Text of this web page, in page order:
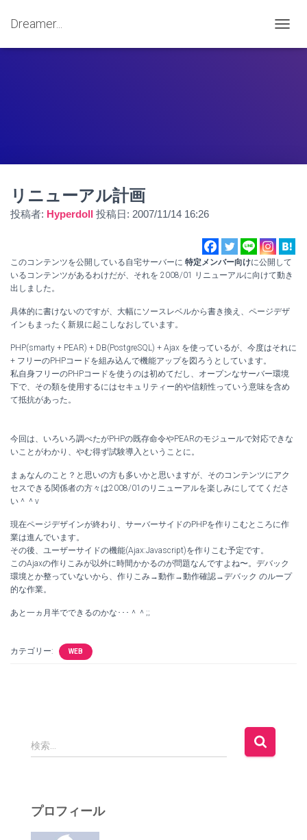
Dreamer...
ビ
替
リニューアル計画
投稿者: Hyperdoll 投稿日: 2007/11/14 16:26
このコンテンツを公開している自宅サーバーに 特定メンバー向けに公開して
いるコンテンツがあるわけだが、それを 2008/01 リニューアルに向けて動き
出しました。
具体的に書けないのですが、大幅にソースレベルから書き換え、ページデザ
インもまったく新規に起こしなおしています。
PHP(smarty + PEAR) + DB(PostgreSQL) + Ajax を使っているが、今度はそれに
+ フリーのPHPコードを組み込んで機能アップを図ろうとしています。
私自身フリーのPHPコードを使うのは初めてだし、オープンなサーバー環境
下で、その類を使用するにはセキュリティー的や信頼性っていう意味を含め
て抵抗があった。
今回は、いろいろ調べたがPHPの既存命令やPEARのモジュールで対応できな
いことがわかり、やむ得ず試験導入ということに。
まぁなんのこと？と思いの方も多いかと思いますが、そのコンテンツにアク
セスできる関係者の方々は2008/01のリニューアルを楽しみにしててくださ
い＾＾v
現在ページデザインが終わり、サーバーサイドのPHPを作りこむところに作
業は進んでいます。
その後、ユーザーサイドの機能(Ajax:Javascript)を作りこむ予定です。
このAjaxの作りこみが以外に時間かかるのが問題なんですよね〜。デバック
環境とか整っていないから、作りこみ→動作→動作確認→デバック のループ
的な作業。
あと一ヵ月半でできるのかな･･･＾＾;;
カテゴリー: WEB
検
索
検索…
プロフィール